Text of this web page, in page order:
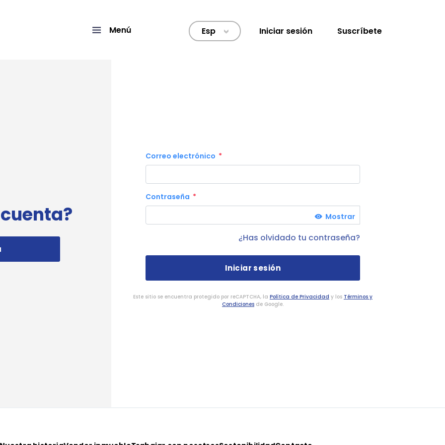
Menú Esp > Iniciar sesión Suscríbete
Correo electrónico
Contraseña
Mostrar
¿Has olvidado tu contraseña?
Este sitio se encuentra protegido por reCAPTCHA, la Política de Privacidad y los Términos y
Condiciones de Google.